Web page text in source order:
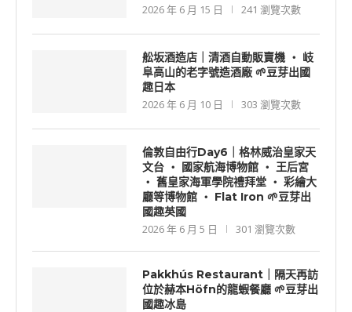
2026 年 6 月 15 日
241 瀏覽次數
舩坂酒造店｜清酒自動販賣機 ‧ 岐
阜高山的老字號造酒廠 🌱豆芽出國
趣日本
2026 年 6 月 10 日
303 瀏覽次數
倫敦自由行Day6｜格林威治皇家天
文台 ‧ 國家航海博物館 ‧ 王后宮
‧ 舊皇家海軍學院禮拜堂 ‧ 彩繪大
廳等博物館 ‧ Flat Iron 🌱豆芽出
國趣英國
2026 年 6 月 5 日
301 瀏覽次數
Pakkhús Restaurant｜隔天再訪
位於赫本Höfn的龍蝦餐廳 🌱豆芽出
國趣冰島